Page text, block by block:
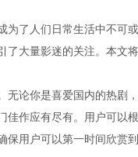
为了人们日常生活中不可
了大量影迷的关注。本文
无论你是喜爱国内的热剧
佳作应有尽有。用户可
保用户可以第一时间欣赏